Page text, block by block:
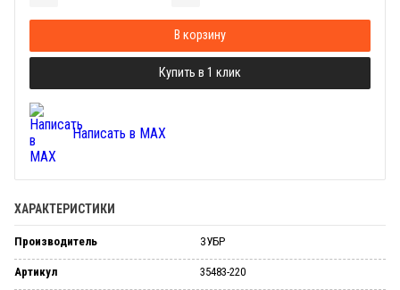
В корзину
Купить в 1 клик
Написать в MAX
ХАРАКТЕРИСТИКИ
Производитель ЗУБР
Артикул 35483-220